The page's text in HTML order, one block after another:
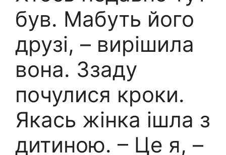
був. Мабуть його
друзі, – вирішила
вона. Ззаду
почулися кроки.
Якась жінка ішла з
дитиною. – Це я, –